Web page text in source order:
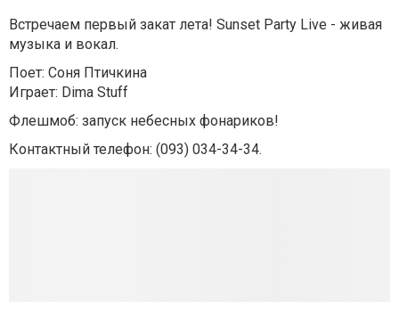
Встречаем первый закат лета! Sunset Party Live - живая
музыка и вокал.
Поет: Соня Птичкина
Играет: Dima Stuff
Флешмоб: запуск небесных фонариков!
Контактный телефон: (093) 034-34-34.